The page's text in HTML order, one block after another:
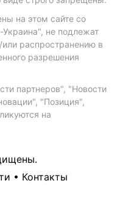
на этом сайте со
не подлежат
распространению в
разрешения
партнеров", "Новости
"Позиция",
на
• Контакты